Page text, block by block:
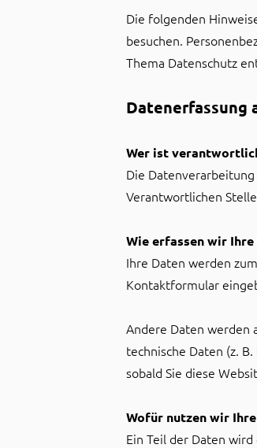
Die folgenden
besuchen.
Thema Datenschutz
Datenerfassung
Wer ist
Die
Verantwortlichen
Wie erfassen wir Ihre
Ihre Daten werden
Kontaktformular
Andere Daten werden
technische Daten (z.
sobald Sie diese
Wofür nutzen wir
Ein Teil der Daten